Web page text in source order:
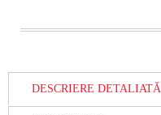
DESCRIERE DETALIATĂ